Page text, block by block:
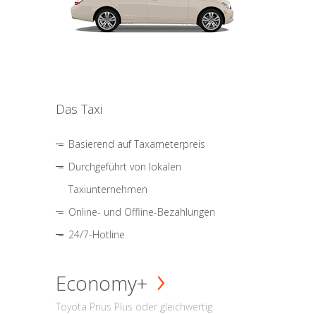
Das Taxi
Basierend auf Taxameterpreis
Durchgeführt von lokalen
Taxiunternehmen
Online- und Offline-Bezahlungen
24/7-Hotline
Economy+
Toyota Prius Plus oder gleichwertig